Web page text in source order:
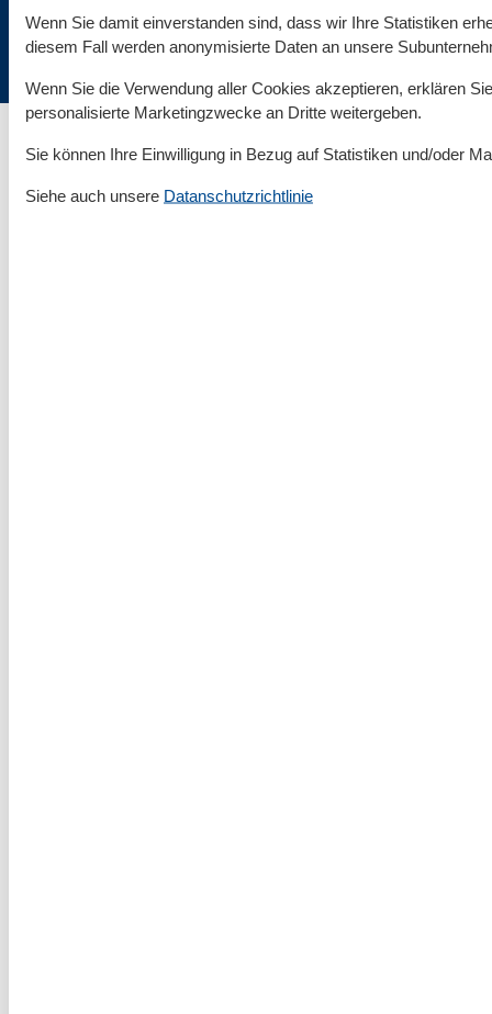
Wenn Sie damit einverstanden sind, dass wir Ihre Statistiken
diesem Fall werden anonymisierte Daten an unsere
Wenn Sie die Verwendung aller Cookies akzeptieren, erklären
personalisierte Marketingzwecke an Dritte weitergeben.
Sie können Ihre Einwilligung in Bezug auf Statistiken und/oder
Siehe auch unsere Datanschutzrichtlinie